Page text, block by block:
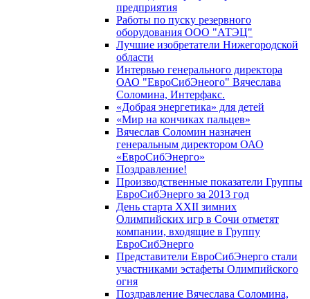
предприятия
Работы по пуску резервного
оборудования ООО "АТЭЦ"
Лучшие изобретатели Нижегородской
области
Интервью генерального директора
ОАО "ЕвроСибЭнеого" Вячеслава
Соломина, Интерфакс.
«Добрая энергетика» для детей
«Мир на кончиках пальцев»
Вячеслав Соломин назначен
генеральным директором ОАО
«ЕвроСибЭнерго»
Поздравление!
Производственные показатели Группы
ЕвроСибЭнерго за 2013 год
День старта XXII зимних
Олимпийских игр в Сочи отметят
компании, входящие в Группу
ЕвроСибЭнерго
Представители ЕвроСибЭнерго стали
участниками эстафеты Олимпийского
огня
Поздравление Вячеслава Соломина,